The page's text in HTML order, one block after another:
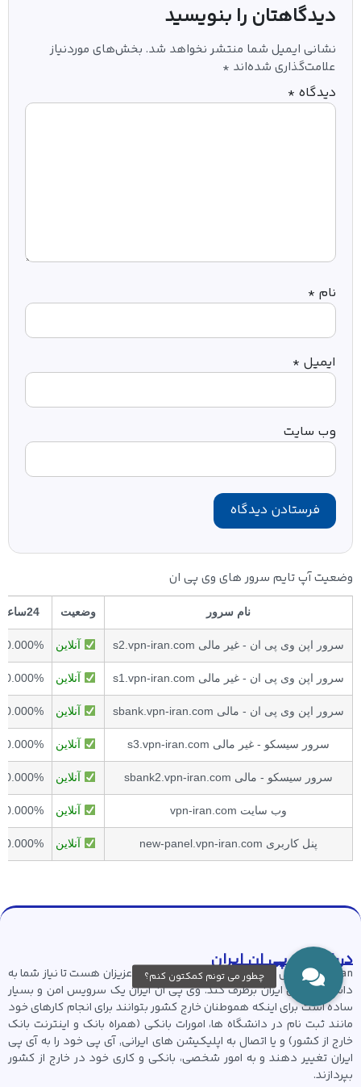
دیدگاهتان را بنویسید
نشانی ایمیل شما منتشر نخواهد شد. بخش‌های موردنیاز
علامت‌گذاری شده‌اند *
دیدگاه *
نام *
ایمیل *
وب‌ سایت
وضعیت آپ تایم سرور های وی پی ان
نام سرور وضعیت 24ساعت
سرور اپن وی پی ان - غیر مالی s2.vpn-iran.com آنلاین
سرور اپن وی پی ان - غیر مالی s1.vpn-iran.com آنلاین
سرور اپن وی پی ان - مالی sbank.vpn-iran.com آنلاین
سرور سیسکو - غیر مالی s3.vpn-iran.com آنلاین
سرور سیسکو - مالی sbank2.vpn-iran.com آنلاین
وب سایت vpn-iran.com آنلاین
پنل کاربری new-panel.vpn-iran.com آنلاین
درباره وی پی ان ایران
vpn iran با سال ها سابقه درخشان در کنار شما عزیزان هست تا نیاز شما به
داشتن آی پی ایران برطرف کند. وی پی ان ایران یک سرویس امن و بسیار
ساده است برای اینکه هموطنان خارج کشور بتوانند برای انجام کارهای خود
مانند ثبت نام در دانشگاه ها، امورات بانکی (همراه بانک و اینترنت بانک
خارج از کشور) و یا اتصال به اپلیکیشن های ایرانی, آی پی خود را به آی پی
ایران تغییر دهند و به امور شخصی، بانکی و کاری خود در خارج از کشور
بپردازند.